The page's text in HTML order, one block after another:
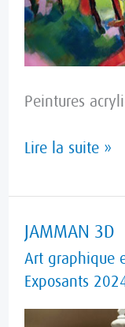
Peintures
Lire la suite »
JAMMAN 3D
Art graphique
Exposants
JAMMAN
3D